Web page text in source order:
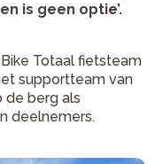
is geen optie’.
Totaal fietsteam
supportteam van
de berg als
deelnemers.